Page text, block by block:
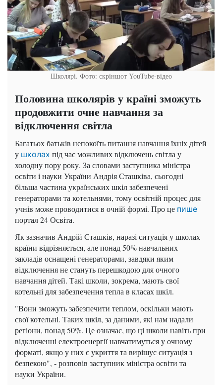
Школярі. Фото: скріншот YouTube-відео
Половина школярів у країні зможуть
продовжити очне навчання за
відключення світла
Багатьох батьків непокоїть питання навчання їхніх дітей
у школах під час можливих відключень світла у
холодну пору року. За словами заступника міністра
освіти і науки України Андрія Сташківа, сьогодні
більша частина українських шкіл забезпечені
генераторами та котельнями, тому освітній процес для
учнів може проводитися в очній формі. Про це пише
портал 24 Освіта.
Як зазначив Андрій Сташків, наразі ситуація у школах
країни відрізняється, але понад 50% навчальних
закладів оснащені генераторами, завдяки яким
відключення не стануть перешкодою для очного
навчання дітей. Такі школи, зокрема, мають свої
котельні для забезпечення тепла в класах шкіл.
"Вони зможуть забезпечити теплом, оскільки мають
свої котельні. Таких шкіл, за даними, які нам надали
регіони, понад 50%. Це означає, що ці школи навіть при
відключенні електроенергії навчатимуться у очному
форматі, якщо у них є укриття та вирішує ситуація з
безпекою", - розповів заступник міністра освіти та
науки України.